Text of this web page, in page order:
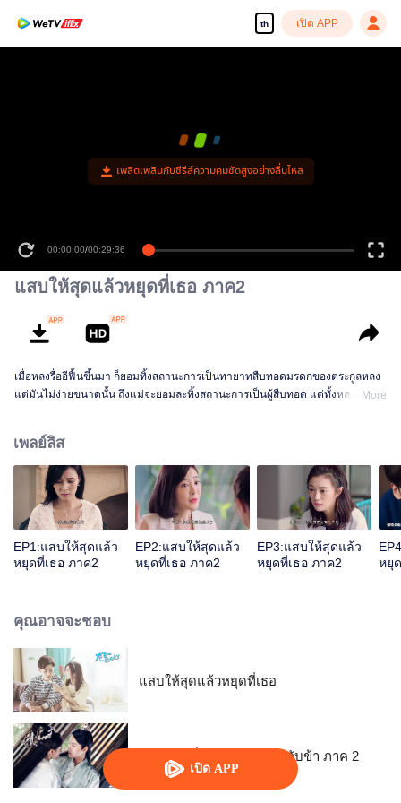
th เปิด APP
เปิด APP
เพลิดเพลินกับซีรีส์ความคมชัดสูงอย่างลื่นไหล
00:00:00/00:29:36
แสบให้สุดแล้วหยุดที่เธอ ภาค2
เมื่อหลงรื่ออีฟื้นขึ้นมา ก็ยอมทิ้งสถานะการเป็นทายาทสืบทอดมรดกของตระกูลหลง
แต่มันไม่ง่ายขนาดนั้น ถึงแม่จะยอมละทิ้งสถานะการเป็นผู้สืบทอด แต่ทั้งหลงรื่ออีMore
เพลย์ลิส
EP1:แสบให้สุดแล้ว
หยุดที่เธอ ภาค2
EP2:แสบให้สุดแล้ว
หยุดที่เธอ ภาค2
EP3:แสบให้สุดแล้ว
หยุดที่เธอ ภาค2
หยุ
คุณอาจจะชอบ
แสบให้สุดแล้วหยุดที่เธอ
ท่านอ๋องเมื่อไรท่านจะหย่ากับข้า ภาค 2